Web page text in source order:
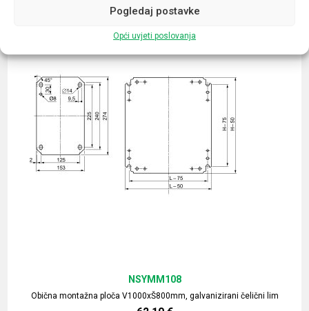
Pogledaj postavke
Opći uvjeti poslovanja
Obična montažna ploča V1000xŠ800mm, galvanizirani čelični lim
NSYMM108